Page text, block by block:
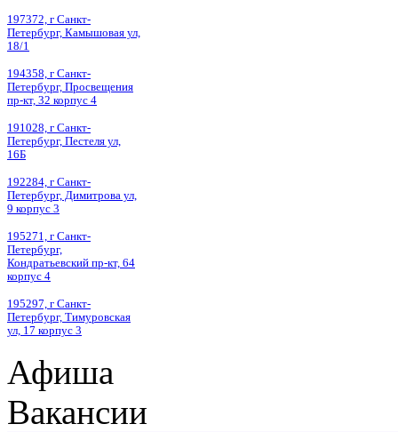
197372, г Санкт-
Петербург, Камышовая ул,
18/1
194358, г Санкт-
Петербург, Просвещения
пр-кт, 32 корпус 4
191028, г Санкт-
Петербург, Пестеля ул,
16Б
192284, г Санкт-
Петербург, Димитрова ул,
9 корпус 3
195271, г Санкт-
Петербург,
Кондратьевский пр-кт, 64
корпус 4
195297, г Санкт-
Петербург, Тимуровская
ул, 17 корпус 3
Афиша
Вакансии